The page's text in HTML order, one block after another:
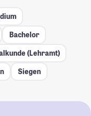
Bachelor
(Lehramt)
Siegen